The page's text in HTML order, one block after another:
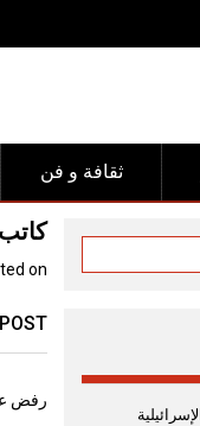
ثقافة و فن
on
رفض